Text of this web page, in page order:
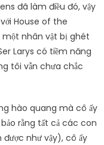
đã làm điều đó, vậy
House of the
một nhân vật bị ghét
Larys có tiềm năng
tôi vẫn chưa chắc
hào quang mà cô ấy
rằng tất cả các con
như vậy), cô ấy